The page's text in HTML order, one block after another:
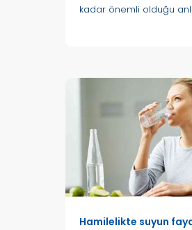
kadar önemli olduğu
Hamilelikte suyun